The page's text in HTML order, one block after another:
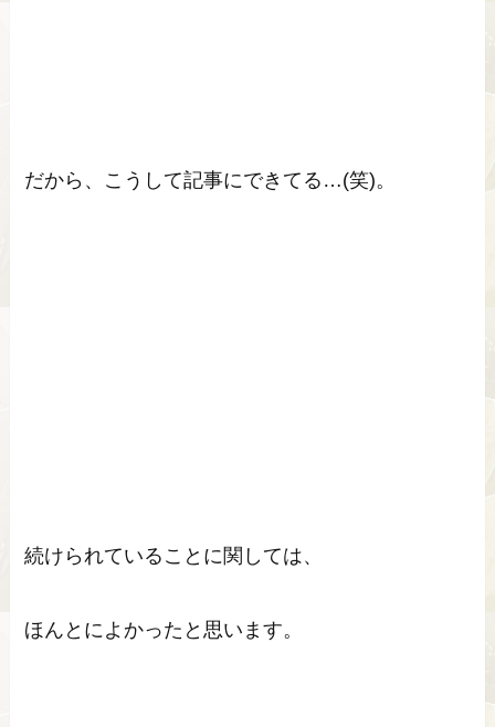
だから、こうして記事にできてる…(笑)。
続けられていることに関しては、
ほんとによかったと思います。